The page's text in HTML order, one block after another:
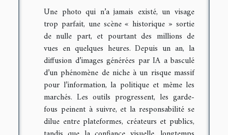
Une photo qui n’a jamais existé, un visage
trop parfait, une scène « historique » sortie
de nulle part, et pourtant des millions de
vues en quelques heures. Depuis un an, la
diffusion d’images générées par IA a basculé
d’un phénomène de niche à un risque massif
pour l’information, la politique et même les
marchés. Les outils progressent, les garde-
fous peinent à suivre, et la responsabilité se
dilue entre plateformes, créateurs et publics,